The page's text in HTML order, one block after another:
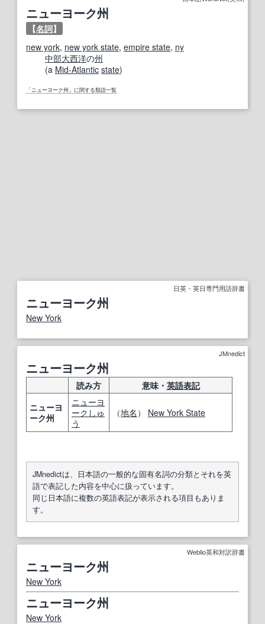
ニューヨーク州
【名詞】
new york, new york state, empire state, ny
中部大西洋の州
(a Mid-Atlantic state)
「ニューヨーク州」に関する類語一覧
日英・英日専門用語辞書
ニューヨーク州
New York
JMnedict
ニューヨーク州
読み方 意味・ 英語表記
ニューヨ
ーク州
ニューヨ
ーク しゅ
う
（地名 ） New York State
JMnedictは、日本語の一般的な固有名詞の分類とそれを英
語で表記した内容を中心に扱っています。
同じ日本語に複数の英語表記が表示される項目もありま
す。
Weblio英和対訳辞書
ニューヨーク州
New York
ニューヨーク州
New York